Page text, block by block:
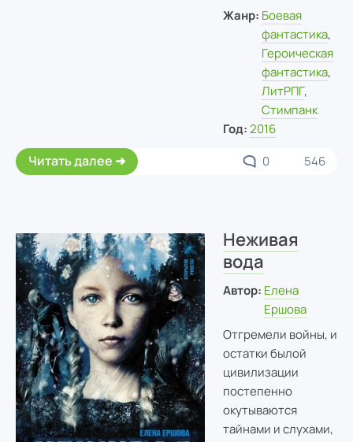
Жанр: Боевая
фантастика,
Героическая
фантастика,
ЛитРПГ,
Cтимпанк
Год: 2016
Читать далее 0 546
Неживая
вода
Автор: Елена
Ершова
Отгремели войны, и
остатки былой
цивилизации
постепенно
окутываются
тайнами и слухами,